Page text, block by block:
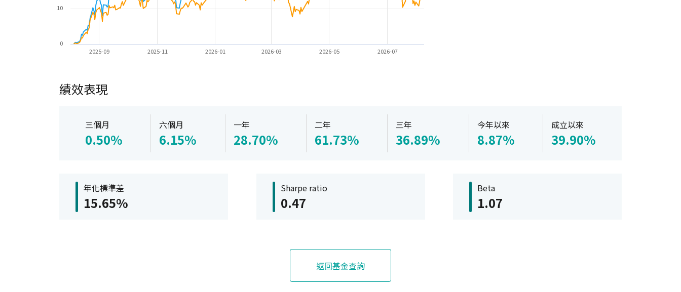
2025-09 2025-11 2026-01 2026-03 2026-05 2026-07
0
10
績效表現
三個月
0.50%
六個月
6.15%
一年
28.70%
二年
61.73%
三年
36.89%
今年以來
8.87%
成立以來
39.90%
年化標準差
15.65%
Sharpe ratio
0.47
Beta
1.07
返回基金查詢